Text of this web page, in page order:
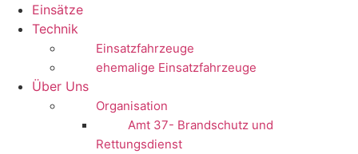
Einsätze
Technik
Einsatzfahrzeuge
ehemalige Einsatzfahrzeuge
Über Uns
Organisation
Amt 37- Brandschutz und
Rettungsdienst